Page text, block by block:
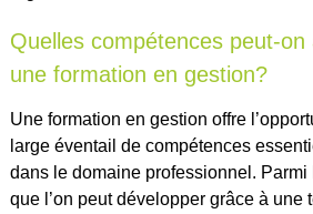
Quelles compétences peut-
une formation en gestion?
Une formation en gestion offre
large éventail de compétences
dans le domaine professionnel.
que l’on peut développer grâce à une